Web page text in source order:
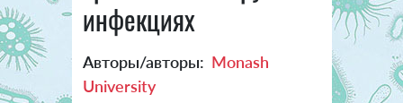
инфекциях
Авторы/авторы: Monash
University